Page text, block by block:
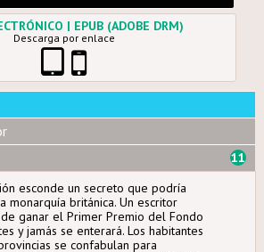
| EPUB (ADOBE DRM)
Descarga por enlace
11
esconde un secreto que podría
monarquía británica. Un escritor
ganar el Primer Premio del Fondo
y jamás se enterará. Los habitantes
se confabulan para